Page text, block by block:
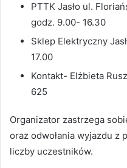
PTTK Jasło ul.
godz. 9.00- 16.30
Sklep Elektryczny
17.00
Kontakt- Elżbieta
625
Organizator zastrzega
oraz odwołania wyjazdu z
liczby uczestników.